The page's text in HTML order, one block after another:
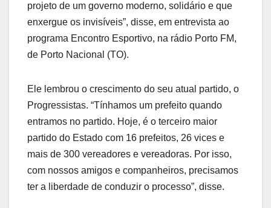
projeto de um governo moderno, solidário e que
enxergue os invisíveis”, disse, em entrevista ao
programa Encontro Esportivo, na rádio Porto FM,
de Porto Nacional (TO).
Ele lembrou o crescimento do seu atual partido, o
Progressistas. “Tínhamos um prefeito quando
entramos no partido. Hoje, é o terceiro maior
partido do Estado com 16 prefeitos, 26 vices e
mais de 300 vereadores e vereadoras. Por isso,
com nossos amigos e companheiros, precisamos
ter a liberdade de conduzir o processo”, disse.